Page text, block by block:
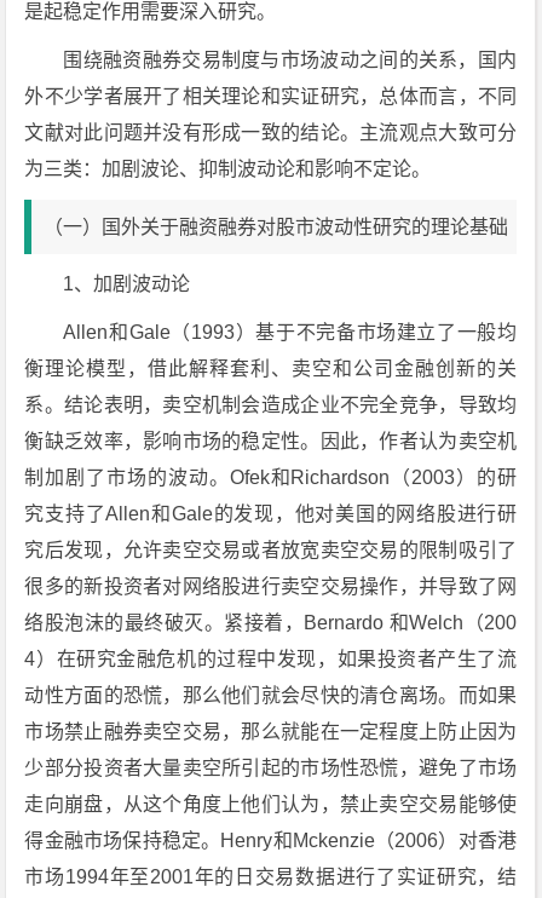
是起稳定作用需要深入研究。
围绕融资融券交易制度与市场波动之间的关系，国内
外不少学者展开了相关理论和实证研究，总体而言，不同
文献对此问题并没有形成一致的结论。主流观点大致可分
为三类：加剧波论、抑制波动论和影响不定论。
（一）国外关于融资融券对股市波动性研究的理论基础
1、加剧波动论
Allen和Gale（1993）基于不完备市场建立了一般均
衡理论模型，借此解释套利、卖空和公司金融创新的关
系。结论表明，卖空机制会造成企业不完全竞争，导致均
衡缺乏效率，影响市场的稳定性。因此，作者认为卖空机
制加剧了市场的波动。Ofek和Richardson（2003）的研
究支持了Allen和Gale的发现，他对美国的网络股进行研
究后发现，允许卖空交易或者放宽卖空交易的限制吸引了
很多的新投资者对网络股进行卖空交易操作，并导致了网
络股泡沫的最终破灭。紧接着，Bernardo 和Welch（200
4）在研究金融危机的过程中发现，如果投资者产生了流
动性方面的恐慌，那么他们就会尽快的清仓离场。而如果
市场禁止融券卖空交易，那么就能在一定程度上防止因为
少部分投资者大量卖空所引起的市场性恐慌，避免了市场
走向崩盘，从这个角度上他们认为，禁止卖空交易能够使
得金融市场保持稳定。Henry和Mckenzie（2006）对香港
市场1994年至2001年的日交易数据进行了实证研究，结